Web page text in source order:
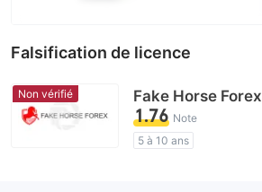
Falsification de licence
Non vérifié Fake Horse Forex
1.76 Note
5 à 10 ans